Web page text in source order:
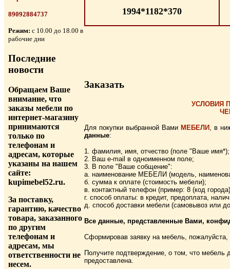
89092884737
Режим: с 10.00 до 18.00 в
рабочие дни
Последние
новости
Обращаем Ваше
внимание, что
заказы мебели по
интернет-магазину
принимаются
только по
телефонам и
адресам, которые
указаны на нашем
сайте:
kupimebel52.ru.
За поставку,
гарантию, качество
товара, заказанного
по другим
телефонам и
адресам, мы
ответственности не
несем.
1994*1182*370
Заказать
УСЛОВИЯ
Для покупки выбранной Вами МЕБЕЛИ
, в
данные:
1. фамилия, имя, отчество (поле "Ваше имя*);
2. Ваш e-mail в одноименном поле;
3. В поле "Ваше собщение":
а. наименование МЕБЕЛИ (модель,
б. сумма к оплате (стоимость мебели);
в. контактный телефон (пример: 8 (код
г. способ оплаты: в кредит, предоплата,
д. способ доставки мебели (самовывоз или
Все данные, представленные Вами,
Сформировав заявку на мебель, пожалуйста,
Получите подтверждение, о том, что мебель
предоставлена.